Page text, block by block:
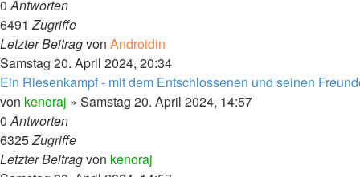
0Antworten
6491Zugriffe
Letzter Beitragvon Androidin
Samstag 20. April 2024, 20:34
Ein Riesenkampf - mit dem Entschlossenen und seinen
von kenoraj » Samstag 20. April 2024, 14:57
0Antworten
6325Zugriffe
Letzter Beitragvon kenoraj